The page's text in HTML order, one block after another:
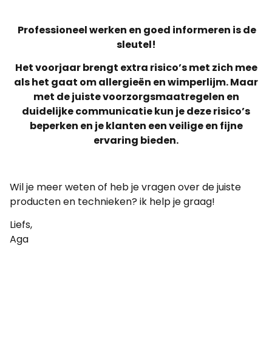
Professioneel werken en goed informeren is de
sleutel!
Het voorjaar brengt extra risico’s met zich mee
als het gaat om allergieën en wimperlijm. Maar
met de juiste voorzorgsmaatregelen en
duidelijke communicatie kun je deze risico’s
beperken en je klanten een veilige en fijne
ervaring bieden.
Wil je meer weten of heb je vragen over de juiste
producten en technieken? ik help je graag!
Liefs,
Aga